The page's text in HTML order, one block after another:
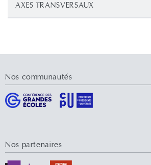
AXES TRANSVERSAUX
Nos communautés
Nos partenaires